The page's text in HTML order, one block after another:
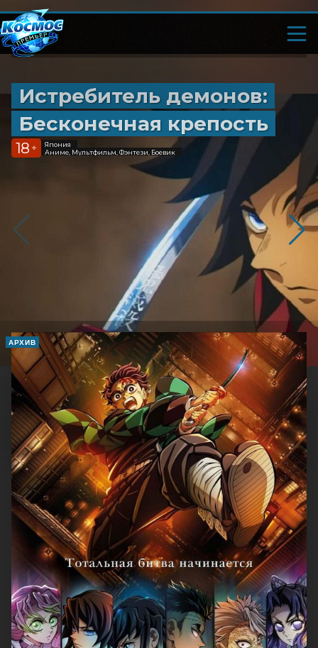
Истребитель демонов:
Бесконечная крепость
18 +
Япония
Аниме, Мультфильм, Фэнтези, Боевик
АРХИВ